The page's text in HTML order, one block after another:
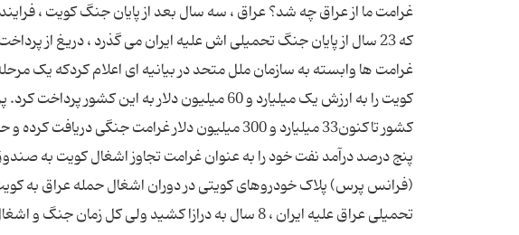
غرامت ما از عراق چه شد؟ عراق ، سه سال بعد از پایان جنگ کویت ،
که 23 سال از پایان جنگ تحمیلی اش علیه ایران می گذرد ، دریغ از
غرامت ها وابسته به سازمان ملل متحد در بیانیه ای اعلام کردکه یک
پنج درصد درآمد نفت خود را به عنوان غرامت تجاوز اشغال کویت به